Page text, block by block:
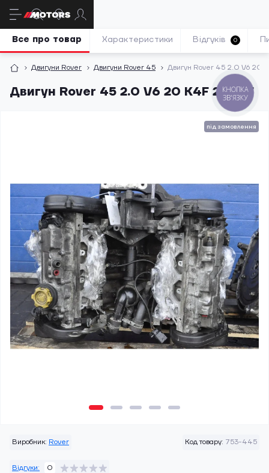
Двигуни Rover Двигуни Rover 45 Двигун Rover 45 2.0 V6 20
Двигун Rover 45 2.0 V6 20 K4F 20K4F
Все про товар Характеристики Відгуків 0
під замовлення
Виробник: Rover Код товару: 753-445
Відгуки: 0
КНОПКА
ЗВ'ЯЗКУ